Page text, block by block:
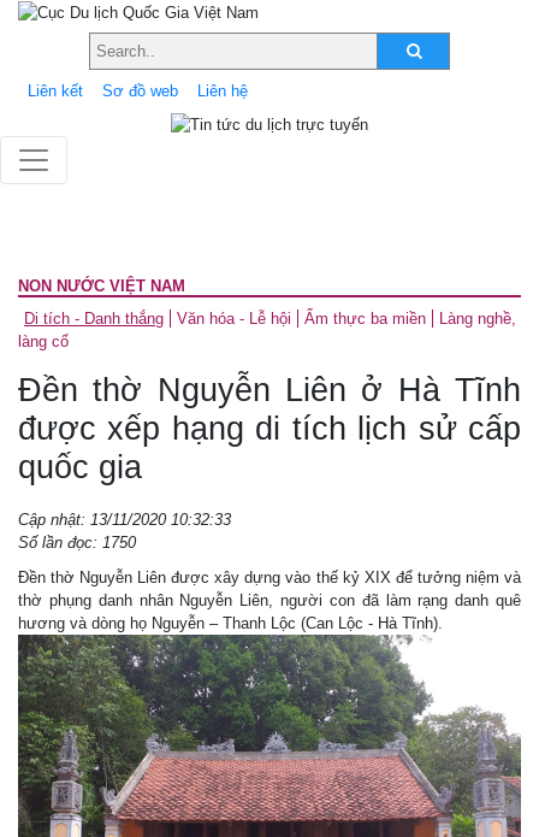
Liên kết Sơ đồ web Liên hệ
NON NƯỚC VIỆT NAM
Di tích - Danh thắng
Văn hóa - Lễ hội Ẩm thực ba miền
Làng nghề,
làng cổ
Đền thờ Nguyễn Liên ở Hà Tĩnh
được xếp hạng di tích lịch sử cấp
quốc gia
Cập nhật: 13/11/2020 10:32:33
Số lần đọc: 1750
Đền thờ Nguyễn Liên được xây dựng vào thế kỷ XIX để tưởng niệm và
thờ phụng danh nhân Nguyễn Liên, người con đã làm rạng danh quê
hương và dòng họ Nguyễn – Thanh Lộc (Can Lộc - Hà Tĩnh).